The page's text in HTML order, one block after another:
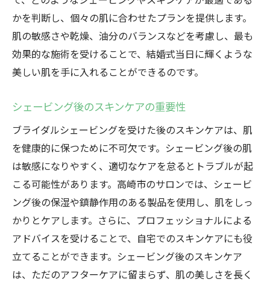
かを判断し、個々の肌に合わせたプランを提供します。
肌の敏感さや乾燥、油分のバランスなどを考慮し、最も
効果的な施術を受けることで、結婚式当日に輝くような
美しい肌を手に入れることができるのです。
シェービング後のスキンケアの重要性
ブライダルシェービングを受けた後のスキンケアは、肌
を健康的に保つために不可欠です。シェービング後の肌
は敏感になりやすく、適切なケアを怠るとトラブルが起
こる可能性があります。高崎市のサロンでは、シェービ
ング後の保湿や鎮静作用のある製品を使用し、肌をしっ
かりとケアします。さらに、プロフェッショナルによる
アドバイスを受けることで、自宅でのスキンケアにも役
立てることができます。シェービング後のスキンケア
は、ただのアフターケアに留まらず、肌の美しさを長く